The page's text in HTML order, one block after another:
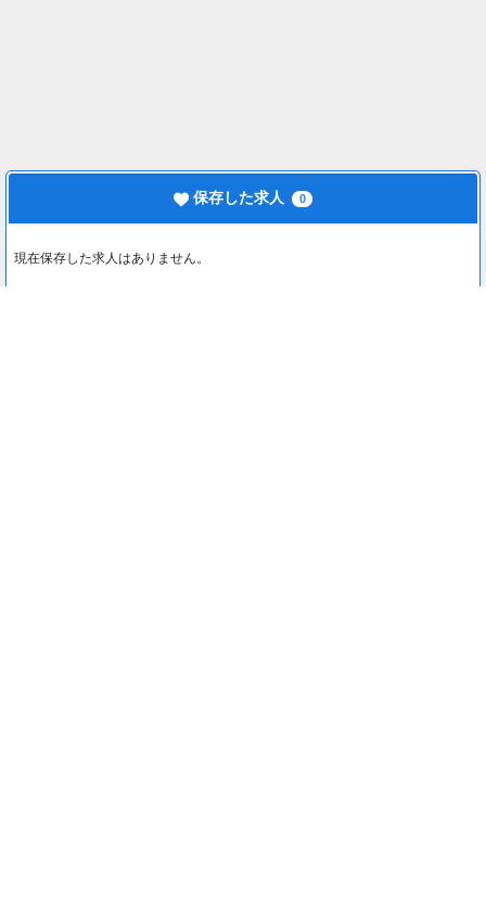
保存した求人 0
現在保存した求人はありません。